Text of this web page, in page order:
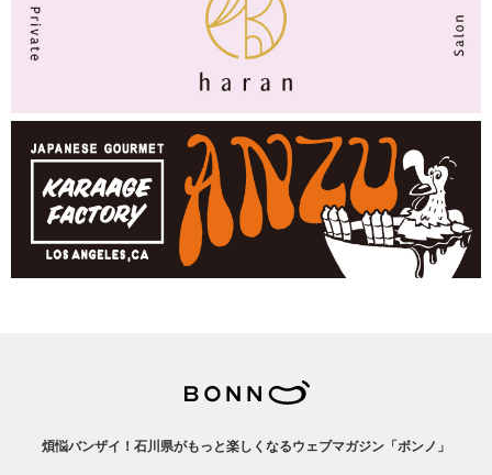
煩悩バンザイ！石川県がもっと楽しくなるウェブマガジン「ボンノ」